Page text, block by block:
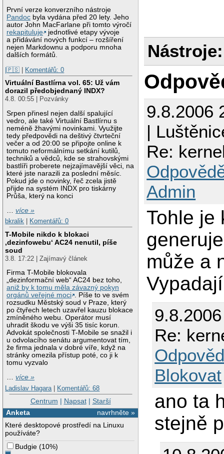
První verze konverzního nástroje
Pandoc byla vydána před 20 lety. Jeho
autor John MacFarlane při tomto výročí
rekapituluje
jednotlivé etapy vývoje
a přidávání nových funkcí – rozšíření
nejen Markdownu a podporu mnoha
dalších formátů.
|🇵🇸 | Komentářů: 0
Virtuální Bastlírna vol. 65: Už vám
dorazil předobjednaný INDX?
4.8. 00:55 | Pozvánky
Srpen přinesl nejen další spalující
vedro, ale také Virtuální Bastlírnu s
neméně žhavými novinkami. Využijte
tedy předpovědi na deštivý čtvrteční
večer a od 20:00 se připojte online k
tomuto neformálnímu setkání kutilů,
techniků a vědců, kde se strahovskými
bastlíři proberete nejzajímavější věci, na
které jste narazili za poslední měsíc.
Pokud jde o novinky, řeč zcela jistě
přijde na systém INDX pro tiskárny
Průša, který na konci
…více »
bkralik
Komentářů: 0
T-Mobile nikdo k blokaci
‚dezinfowebu‘ AC24 nenutil, píše
soud
3.8. 17:22 | Zajímavý článek
Firma T-Mobile blokovala
„dezinformační web“ AC24 bez toho,
aniž by k tomu měla závazný pokyn
orgánů veřejné moci . Píše to ve svém
rozsudku Městský soud v Praze, který
po čtyřech letech uzavřel kauzu blokace
zmíněného webu. Operátor musí
uhradit škodu ve výši 35 tisíc korun.
Advokát společnosti T-Mobile se snažil i
u odvolacího senátu argumentovat tím,
že firma jednala v dobré víře, když na
stránky omezila přístup poté, co ji k
tomu vyzvalo
…více »
Ladislav Hagara | Komentářů: 68
Centrum | Napsat| Starší
navrhněte »
Anketa
Které desktopové prostředí na Linuxu
používáte?
Budgie (10%)
Nástroje:
9.8.2006
|
Re:
Admin
Tohle je
může a
Re:
Blokovat
ano ta
stejně